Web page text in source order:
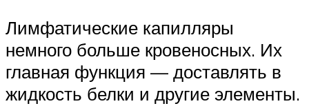
Лимфатические капилляры
немного больше кровеносных. Их
главная функция — доставлять в
жидкость белки и другие элементы.